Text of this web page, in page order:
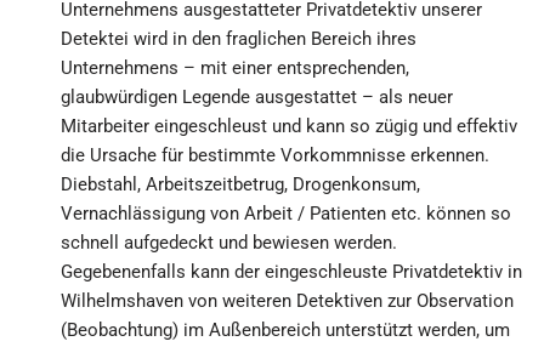
Unternehmens ausgestatteter Privatdetektiv unserer
Detektei wird in den fraglichen Bereich ihres
Unternehmens – mit einer entsprechenden,
glaubwürdigen Legende ausgestattet – als neuer
Mitarbeiter eingeschleust und kann so zügig und effektiv
die Ursache für bestimmte Vorkommnisse erkennen.
Diebstahl, Arbeitszeitbetrug, Drogenkonsum,
Vernachlässigung von Arbeit / Patienten etc. können so
schnell aufgedeckt und bewiesen werden.
Gegebenenfalls kann der eingeschleuste Privatdetektiv in
Wilhelmshaven von weiteren Detektiven zur Observation
(Beobachtung) im Außenbereich unterstützt werden, um